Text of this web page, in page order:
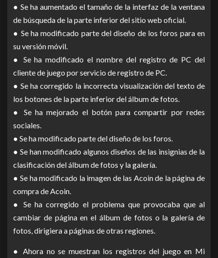
● Se ha aumentado el tamaño de la interfaz de la ventana
de búsqueda de la parte inferior del sitio web oficial.
● Se ha modificado parte del diseño de los foros para en
su versión móvil.
● Se ha modificado el nombre del registro de PC del
cliente de juego por servicio de registro de PC.
● Se ha corregido la incorrecta visualización del texto de
los botones de la parte inferior del álbum de fotos.
● Se ha mejorado el botón para compartir por redes
sociales.
● Se ha modificado parte del diseño de los foros.
● Se han modificado algunos diseños de las insignias de la
clasificación del álbum de fotos y la galería.
● Se ha modificado la imagen de las Acoin de la página de
compra de Acoin.
● Se ha corregido el problema que provocaba que al
cambiar de página en el álbum de fotos o la galería de
fotos, dirigiera a páginas de otras regiones.
● Ahora no se muestran los registros del juego en Mi